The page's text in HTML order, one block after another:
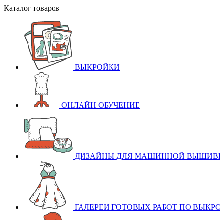
Каталог товаров
ВЫКРОЙКИ
ОНЛАЙН ОБУЧЕНИЕ
ДИЗАЙНЫ ДЛЯ МАШИННОЙ
ГАЛЕРЕИ ГОТОВЫХ РАБОТ ПО